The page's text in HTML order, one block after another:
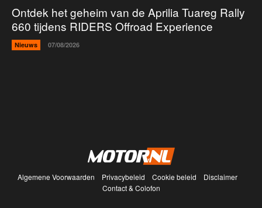
Ontdek het geheim van de Aprilia Tuareg Rally
660 tijdens RIDERS Offroad Experience
Nieuws 07/08/2026
Algemene Voorwaarden Privacybeleid Cookie beleid
Disclaimer
Contact & Colofon